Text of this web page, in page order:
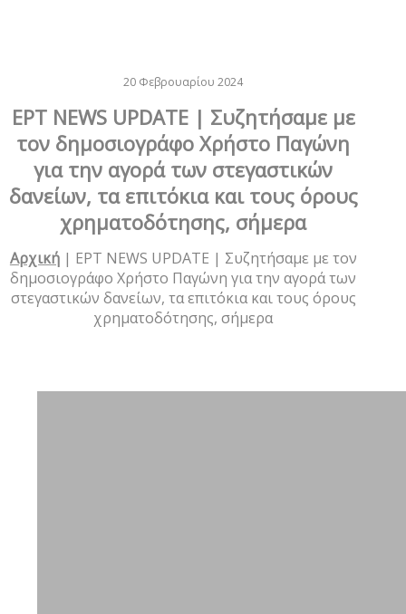
20 Φεβρουαρίου 2024
ΕΡΤ NEWS UPDATE | Συζητήσαμε με
τον δημοσιογράφο Χρήστο Παγώνη
για την αγορά των στεγαστικών
δανείων, τα επιτόκια και τους όρους
χρηματοδότησης, σήμερα
Αρχική| ΕΡΤ NEWS UPDATE | Συζητήσαμε με τον
δημοσιογράφο Χρήστο Παγώνη για την αγορά των
στεγαστικών δανείων, τα επιτόκια και τους όρους
χρηματοδότησης, σήμερα